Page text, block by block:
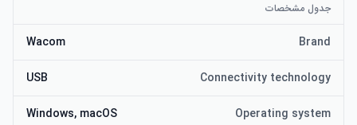
جدول مشخصات
Brand
Wacom
Connectivity technology
USB
Operating system
Windows, macOS